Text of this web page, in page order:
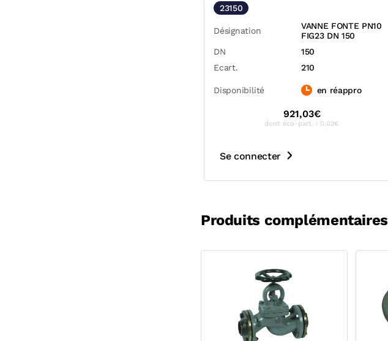
23150
Désignation
VANNE FONTE PN10
FIG23 DN 150
DN
150
Ecart.
210
Disponibilité en réappro
921,03€
dont éco-part. : 0,03€
Se connecter
Produits complémentaires